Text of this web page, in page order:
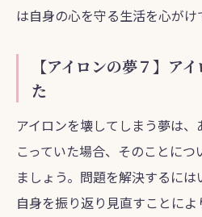
は自身の心を守る生活を心がけ
【アイロンの夢７】ア
た
アイロンを壊してしまう夢は
こっていた場合、そのことに
ましょう。問題を解決するには
自身を振り返り見直すことに